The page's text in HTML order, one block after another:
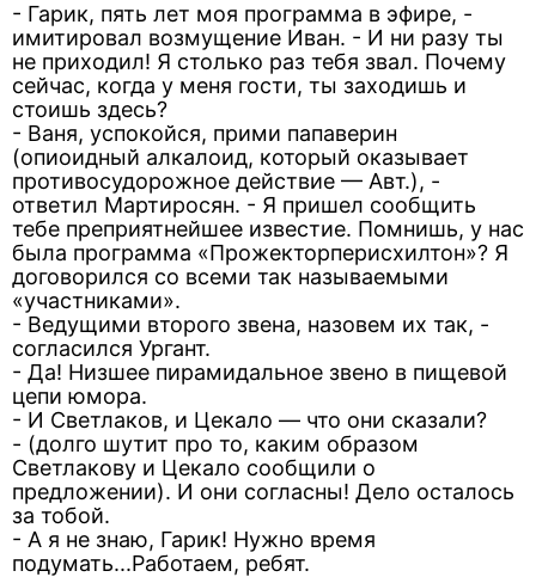
- Гарик, пять лет моя программа в эфире, -
имитировал возмущение Иван. - И ни разу ты
не приходил! Я столько раз тебя звал. Почему
сейчас, когда у меня гости, ты заходишь и
стоишь здесь?
- Ваня, успокойся, прими папаверин
(опиоидный алкалоид, который оказывает
противосудорожное действие — Авт.), -
ответил Мартиросян. - Я пришел сообщить
тебе преприятнейшее известие. Помнишь, у нас
была программа «Прожекторперисхилтон»? Я
договорился со всеми так называемыми
«участниками».
- Ведущими второго звена, назовем их так, -
согласился Ургант.
- Да! Низшее пирамидальное звено в пищевой
цепи юмора.
- И Светлаков, и Цекало — что они сказали?
- (долго шутит про то, каким образом
Светлакову и Цекало сообщили о
предложении). И они согласны! Дело осталось
за тобой.
- А я не знаю, Гарик! Нужно время
подумать...Работаем, ребят.